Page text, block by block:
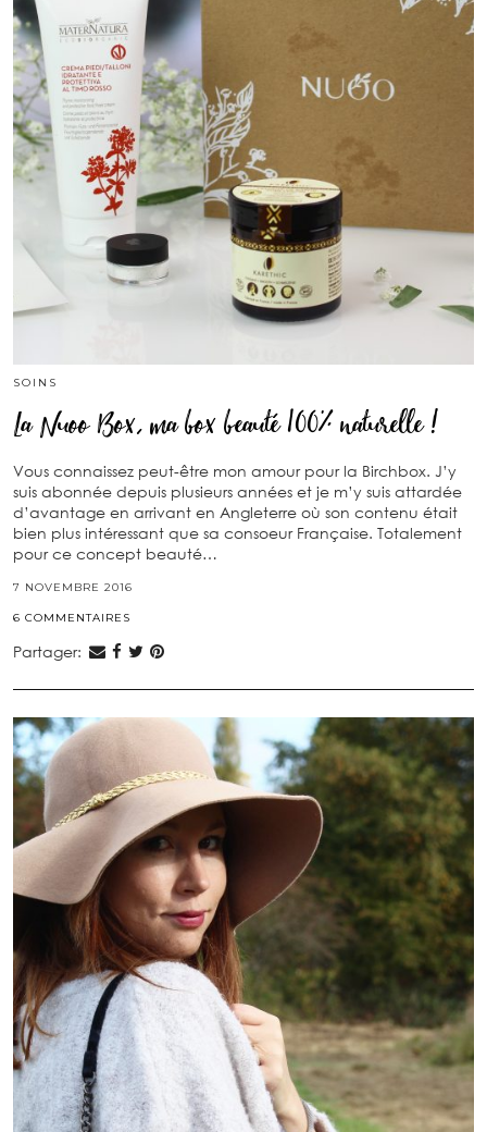
SOINS
La Nuoo Box, ma box beauté 100% naturelle !
Vous connaissez peut-être mon amour pour la Birchbox. J’y
suis abonnée depuis plusieurs années et je m’y suis attardée
d’avantage en arrivant en Angleterre où son contenu était
bien plus intéressant que sa consoeur Française. Totalement
pour ce concept beauté…
7 NOVEMBRE 2016
6 COMMENTAIRES
Partager: